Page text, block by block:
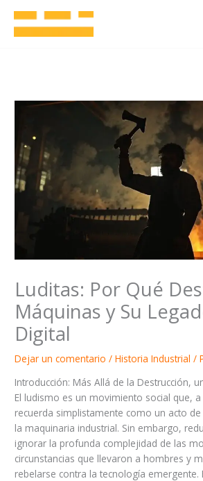
contenido
Luditas: Por Qué
Máquinas y Su
Digital
Dejar un comentario /Historia Industrial /
Introducción: Más Allá de la Destrucción,
El ludismo es un movimiento social que,
recuerda simplistamente como un acto
la maquinaria industrial. Sin embargo,
ignorar la profunda complejidad de las
circunstancias que llevaron a hombres y
rebelarse contra la tecnología emergente.